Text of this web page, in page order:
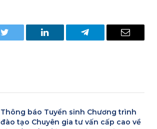
Twitter LinkedIn Telegram Email
Thông báo Tuyển sinh Chương trình
đào tạo Chuyên gia tư vấn cấp cao về